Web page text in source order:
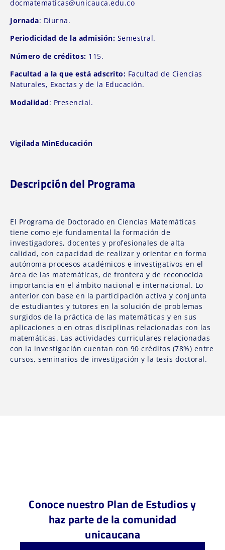
docmatematicas@unicauca.edu.co
Jornada: Diurna.
Periodicidad de la admisión: Semestral.
Número de créditos: 115.
Facultad a la que está adscrito: Facultad de Ciencias
Naturales, Exactas y de la Educación.
Modalidad: Presencial.
Vigilada MinEducación
Descripción del Programa
El Programa de Doctorado en Ciencias Matemáticas
tiene como eje fundamental la formación de
investigadores, docentes y profesionales de alta
calidad, con capacidad de realizar y orientar en forma
autónoma procesos académicos e investigativos en el
área de las matemáticas, de frontera y de reconocida
importancia en el ámbito nacional e internacional. Lo
anterior con base en la participación activa y conjunta
de estudiantes y tutores en la solución de problemas
surgidos de la práctica de las matemáticas y en sus
aplicaciones o en otras disciplinas relacionadas con las
matemáticas. Las actividades curriculares relacionadas
con la investigación cuentan con 90 créditos (78%) entre
cursos, seminarios de investigación y la tesis doctoral.
Conoce nuestro Plan de Estudios y
haz parte de la comunidad
unicaucana